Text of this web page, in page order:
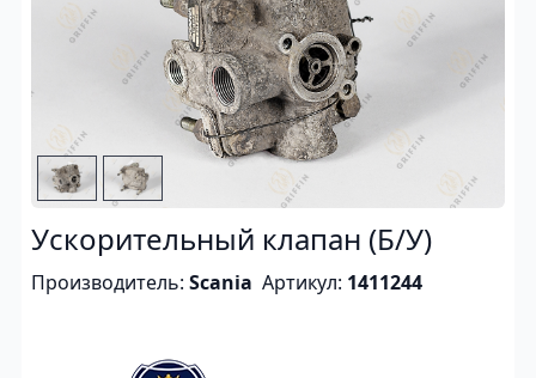
Ускорительный клапан (Б/У)
Производитель: Scania Артикул: 1411244